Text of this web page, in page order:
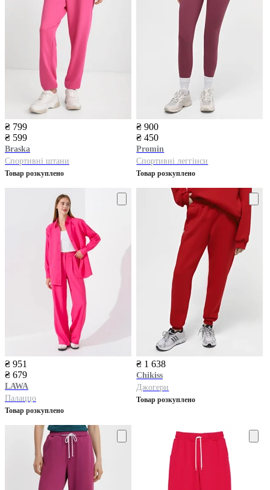
₴ 799
₴ 599
Braska
Спортивні штани
Товар розкуплено
₴ 900
₴ 450
Promin
Спортивні леггінси
Товар розкуплено
₴ 951
₴ 679
LAWA
Палаццо
Товар розкуплено
₴ 1 638
Chikiss
Джогери
Товар розкуплено